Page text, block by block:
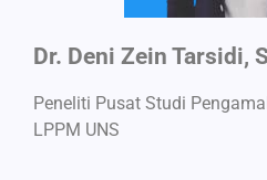
Dr. Deni Zein Tarsidi,
Peneliti Pusat Studi
LPPM UNS